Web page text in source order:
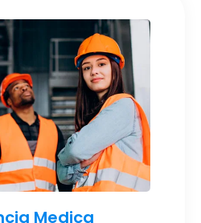
Medica